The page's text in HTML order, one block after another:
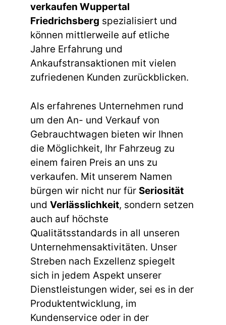
verkaufen Wuppertal
Friedrichsberg spezialisiert und
können mittlerweile auf etliche
Jahre Erfahrung und
Ankaufstransaktionen mit vielen
zufriedenen Kunden zurückblicken.
Als erfahrenes Unternehmen rund
um den An- und Verkauf von
Gebrauchtwagen bieten wir Ihnen
die Möglichkeit, Ihr Fahrzeug zu
einem fairen Preis an uns zu
verkaufen. Mit unserem Namen
bürgen wir nicht nur für Seriosität
und Verlässlichkeit, sondern setzen
auch auf höchste
Qualitätsstandards in all unseren
Unternehmensaktivitäten. Unser
Streben nach Exzellenz spiegelt
sich in jedem Aspekt unserer
Dienstleistungen wider, sei es in der
Produktentwicklung, im
Kundenservice oder in der